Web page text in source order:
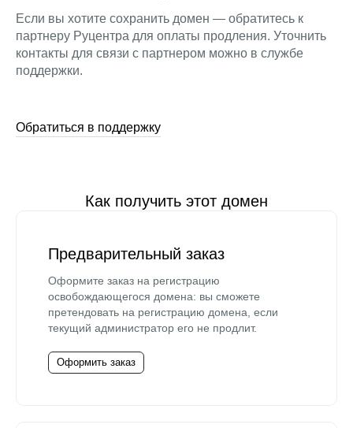
Если вы хотите сохранить домен — обратитесь к
партнеру Руцентра для оплаты продления. Уточнить
контакты для связи с партнером можно в службе
поддержки.
Обратиться в поддержку
Как получить этот домен
Предварительный заказ
Оформите заказ на регистрацию
освобождающегося домена: вы сможете
претендовать на регистрацию домена, если
текущий администратор его не продлит.
Оформить заказ